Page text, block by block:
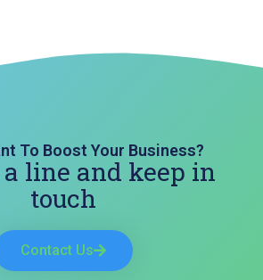
To Boost Your Business?
line and keep in
touch
Contact Us